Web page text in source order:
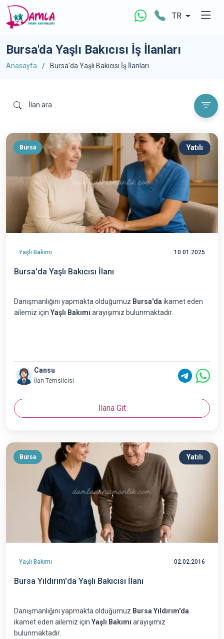
TR
Bursa'da Yaşlı Bakıcısı İş İlanları
Anasayfa Bursa'da Yaşlı Bakıcısı İş İlanları
Bursa Yatılı
Yaşlı Bakımı 10.01.2025
Bursa'da Yaşlı Bakıcısı İlanı
Danışmanlığını yapmakta olduğumuz Bursa'da ikamet eden
ailemiz için Yaşlı Bakımı arayışımız bulunmaktadır.
Cansu
İlan Temsilcisi
İlana Git
Bursa Yatılı
Yaşlı Bakımı 02.02.2016
Bursa Yıldırım'da Yaşlı Bakıcısı İlanı
Danışmanlığını yapmakta olduğumuz Bursa Yıldırım'da
ikamet eden ailemiz için Yaşlı Bakımı arayışımız
bulunmaktadır.